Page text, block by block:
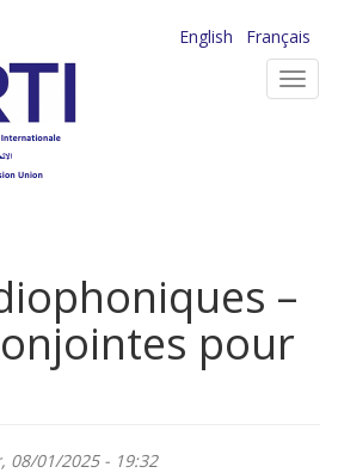
English
Français
–
pour
08/01/2025 - 19:32